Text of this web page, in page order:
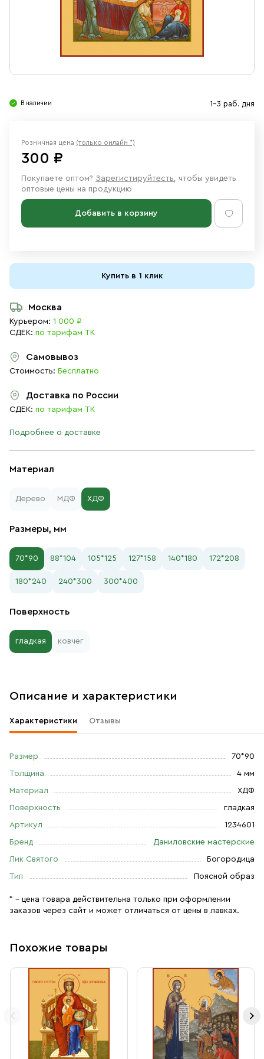
Ювелирные изделия
В наличии 1-3 раб. дня
Материал
Дерево МДФ ХДФ
Размеры, мм
70*90 88*104 105*125 127*158 140*180 172*208
180*240 240*300 300*400
Поверхность
гладкая ковчег
Розничная цена (только онлайн *)
300 ₽
Покупаете оптом? Зарегистируйтесть, чтобы увидеть
оптовые цены на продукцию
Добавить в корзину
Купить в 1 клик
Москва
Курьером: 1 000 ₽
СДЕК: по тарифам ТК
Самовывоз
Стоимость: Бесплатно
Доставка по России
СДЕК: по тарифам ТК
Подробнее о доставке
Описание и характеристики
Характеристики Отзывы
Размер 70*90
Толщина 4 мм
Материал ХДФ
Поверхность гладкая
Артикул 1234601
Бренд Даниловские мастерские
Лик Святого Богородица
Тип Поясной образ
* – цена товара действительна только при оформлении
заказов через сайт и может отличаться от цены в лавках.
Похожие товары